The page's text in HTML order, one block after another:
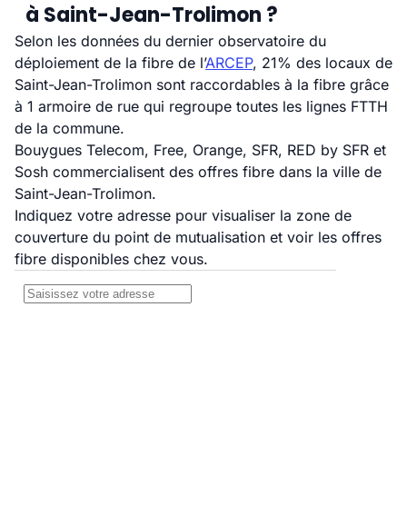
à Saint-Jean-Trolimon ?
Selon les données du dernier observatoire du
déploiement de la fibre de l’ARCEP, 21% des locaux de
Saint-Jean-Trolimon sont raccordables à la fibre grâce
à 1 armoire de rue qui regroupe toutes les lignes FTTH
de la commune.
Bouygues Telecom, Free, Orange, SFR, RED by SFR et
Sosh commercialisent des offres fibre dans la ville de
Saint-Jean-Trolimon.
Indiquez votre adresse pour visualiser la zone de
couverture du point de mutualisation et voir les offres
fibre disponibles chez vous.